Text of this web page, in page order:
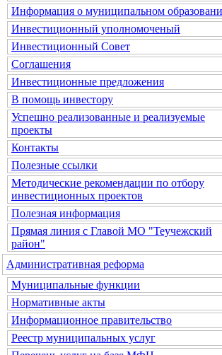
Информация о муниципальном
Инвестиционный уполномоченый
Инвестиционный Совет
Соглашения
Инвестиционные предложения
В помощь инвестору
Успешно реализованные и реализуемые
проекты
Контакты
Полезные ссылки
Методические рекомендации по отбору
инвестиционных проектов
Полезная информация
Прямая линия с Главой МО "Теучежский
район"
Административная реформа
Муниципальные функции
Нормативные акты
Информационное правительство
Реестр муниципальных услуг